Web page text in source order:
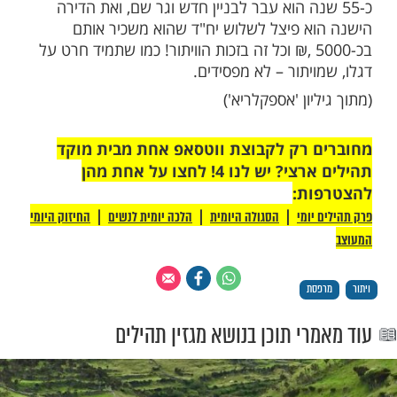
אבל בינתיים העסק הסתבך עם מס רכישה,
ידוע שמי שיש לו דירה וקונה דירה נוספת
מס רכישה, אלא אם כן הוא מוכר דירה אחת
תוך שנה. והוא שילם 42 אלף שקל למס רכישה. והיהודי
הפסיד.
ולא יומיים. אלה במשך תקופה ארוכה הוא
באותו זמן החליטו להפוך את מחירי
לשקלים, ואז המחירים של הדירות עלו
את דירתו הישנה הוא הצליח לבסוף למכור, ויצא
שהרוויח כ-600 אלף שקל. שהרי הוא קנה דירה לפי
אחר כך השוק התחלף. ובפועל הוא שילם